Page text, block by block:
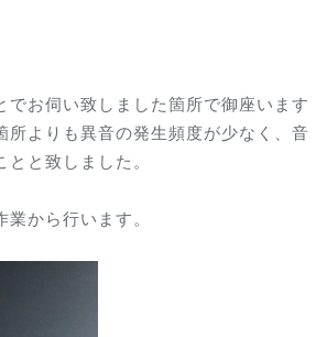
お伺い致しました箇所で御座います
よりも異音の発生頻度が少なく、音
と致しました。
から行います。